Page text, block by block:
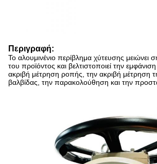
Περιγραφή:
Το αλουμινένιο περίβλημα χύτευσης μειώνει
του προϊόντος και βελτιστοποιεί την
ακριβή μέτρηση ροπής, την ακριβή μέτρηση
βαλβίδας, την παρακολούθηση και την